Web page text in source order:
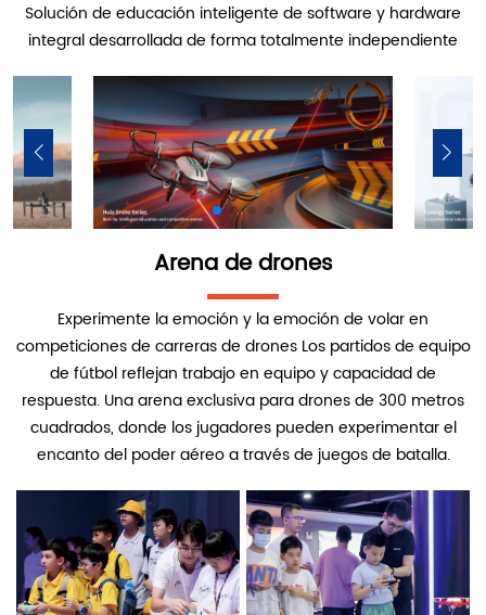
Solución de educación inteligente de software y hardware
integral desarrollada de forma totalmente independiente
Arena de drones
Experimente la emoción y la emoción de volar en
competiciones de carreras de drones Los partidos de equipo
de fútbol reflejan trabajo en equipo y capacidad de
respuesta. Una arena exclusiva para drones de 300 metros
cuadrados, donde los jugadores pueden experimentar el
encanto del poder aéreo a través de juegos de batalla.